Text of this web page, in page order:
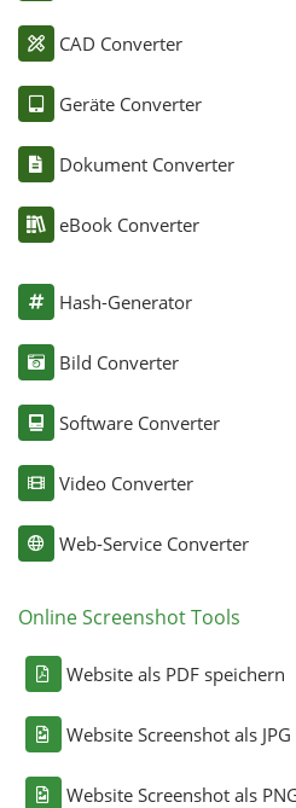
CAD Converter
Geräte Converter
Dokument Converter
eBook Converter
Hash-Generator
Bild Converter
Software Converter
Video Converter
Web-Service Converter
Online Screenshot Tools
Website als PDF speichern
Website Screenshot als
Website Screenshot als